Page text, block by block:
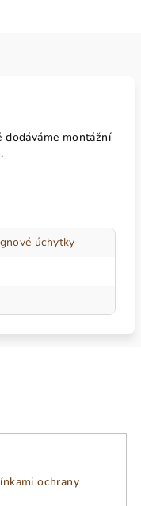
dodáváme montážní
úchytky
ochrany